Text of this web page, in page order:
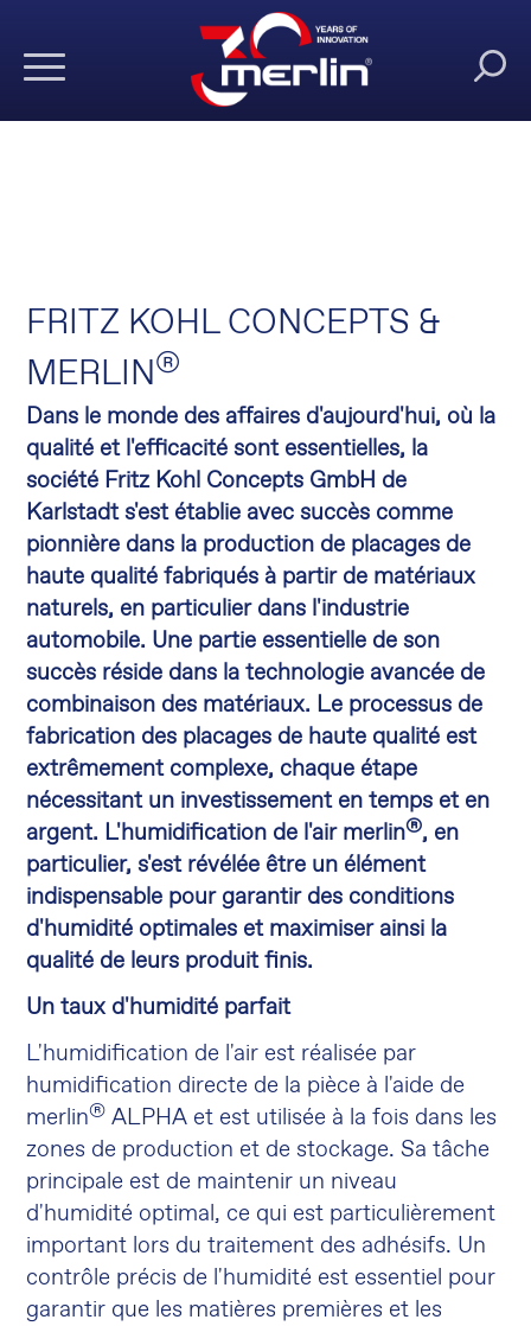
FRITZ KOHL CONCEPTS &
MERLIN®
Dans le monde des affaires d'aujourd'hui, où la
qualité et l'efficacité sont essentielles, la
société Fritz Kohl Concepts GmbH de
Karlstadt s'est établie avec succès comme
pionnière dans la production de placages de
haute qualité fabriqués à partir de matériaux
naturels, en particulier dans l'industrie
automobile. Une partie essentielle de son
succès réside dans la technologie avancée de
combinaison des matériaux. Le processus de
fabrication des placages de haute qualité est
extrêmement complexe, chaque étape
nécessitant un investissement en temps et en
argent. L'humidification de l'air merlin®, en
particulier, s'est révélée être un élément
indispensable pour garantir des conditions
d'humidité optimales et maximiser ainsi la
qualité de leurs produit finis.
Un taux d'humidité parfait
L'humidification de l'air est réalisée par
humidification directe de la pièce à l'aide de
merlin® ALPHA et est utilisée à la fois dans les
zones de production et de stockage. Sa tâche
principale est de maintenir un niveau
d'humidité optimal, ce qui est particulièrement
important lors du traitement des adhésifs. Un
contrôle précis de l'humidité est essentiel pour
garantir que les matières premières et les